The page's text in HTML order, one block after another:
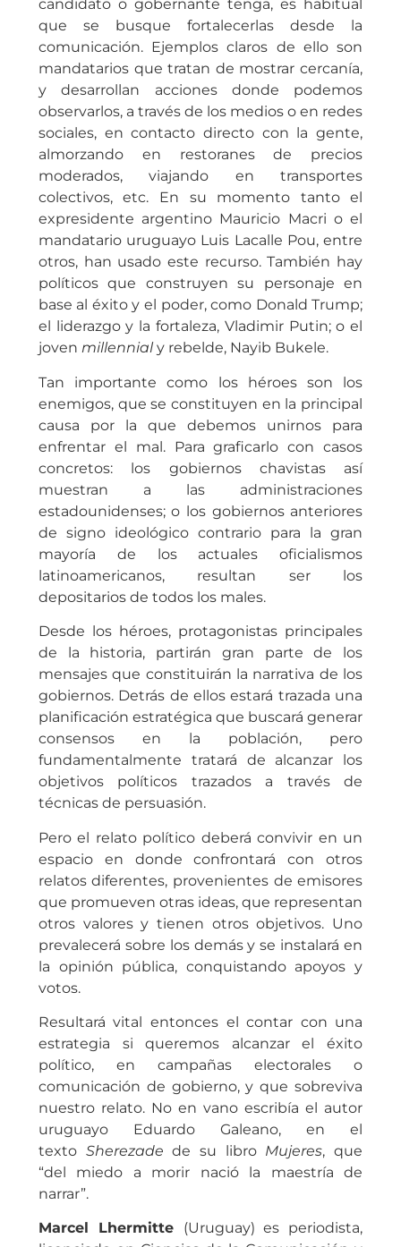
candidato o gobernante tenga, es habitual
que se busque fortalecerlas desde la
comunicación. Ejemplos claros de ello son
mandatarios que tratan de mostrar cercanía,
y desarrollan acciones donde podemos
observarlos, a través de los medios o en redes
sociales, en contacto directo con la gente,
almorzando en restoranes de precios
moderados, viajando en transportes
colectivos, etc. En su momento tanto el
expresidente argentino Mauricio Macri o el
mandatario uruguayo Luis Lacalle Pou, entre
otros, han usado este recurso. También hay
políticos que construyen su personaje en
base al éxito y el poder, como Donald Trump;
el liderazgo y la fortaleza, Vladimir Putin; o el
joven millennialy rebelde, Nayib Bukele.
Tan importante como los héroes son los
enemigos, que se constituyen en la principal
causa por la que debemos unirnos para
enfrentar el mal. Para graficarlo con casos
concretos: los gobiernos chavistas así
muestran a las administraciones
estadounidenses; o los gobiernos anteriores
de signo ideológico contrario para la gran
mayoría de los actuales oficialismos
latinoamericanos, resultan ser los
depositarios de todos los males.
Desde los héroes, protagonistas principales
de la historia, partirán gran parte de los
mensajes que constituirán la narrativa de los
gobiernos. Detrás de ellos estará trazada una
planificación estratégica que buscará generar
consensos en la población, pero
fundamentalmente tratará de alcanzar los
objetivos políticos trazados a través de
técnicas de persuasión.
Pero el relato político deberá convivir en un
espacio en donde confrontará con otros
relatos diferentes, provenientes de emisores
que promueven otras ideas, que representan
otros valores y tienen otros objetivos. Uno
prevalecerá sobre los demás y se instalará en
la opinión pública, conquistando apoyos y
votos.
Resultará vital entonces el contar con una
estrategia si queremos alcanzar el éxito
político, en campañas electorales o
comunicación de gobierno, y que sobreviva
nuestro relato. No en vano escribía el autor
uruguayo Eduardo Galeano, en el
texto Sherezadede su libro Mujeres, que
“del miedo a morir nació la maestría de
narrar”.
Marcel Lhermitte (Uruguay) es periodista,